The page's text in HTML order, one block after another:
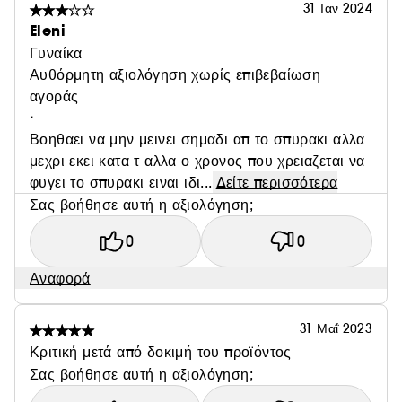
Η θεραπεία Succinic Acid Blemish Treatment
διαθέτει μια σύνθεση σε πράσινο χρώμα που οφείλεται
στη φυσική χλωροφύλλη που προέρχεται από τη
χρωστική των φυτών. Λόγω των διαφορετικών
καιρικών συνθηκών και των εποχών που εκτίθεται το
φυτό, η απόχρωση της σύνθεσης του προϊόντος ίσως
διαφέρει σε λάμψη. Αυτό δεν επηρεάζει την
αποτελεσματικότητα του 2% ηλεκτρικού οξέος που
υπάρχει στη σύνθεση και μειώνει γρήγορα την
εμφάνιση ατελειών.
31 Ιαν 2024
Eleni
Γυναίκα
Αυθόρμητη αξιολόγηση χωρίς επιβεβαίωση
αγοράς
·
Βοηθαει να μην μεινει σημαδι απ το σπυρακι αλλα
μεχρι εκει κατα τ αλλα ο χρονος που χρειαζεται να
φυγει το σπυρακι ειναι ιδι... Δείτε περισσότερα
Σας βοήθησε αυτή η αξιολόγηση;
0 0
Αναφορά
31 Μαΐ 2023
Κριτική μετά από δοκιμή του προϊόντος
Σας βοήθησε αυτή η αξιολόγηση;